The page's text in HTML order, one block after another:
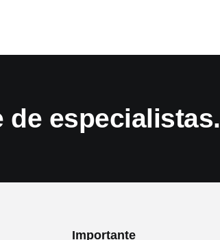
de especialistas.
Importante